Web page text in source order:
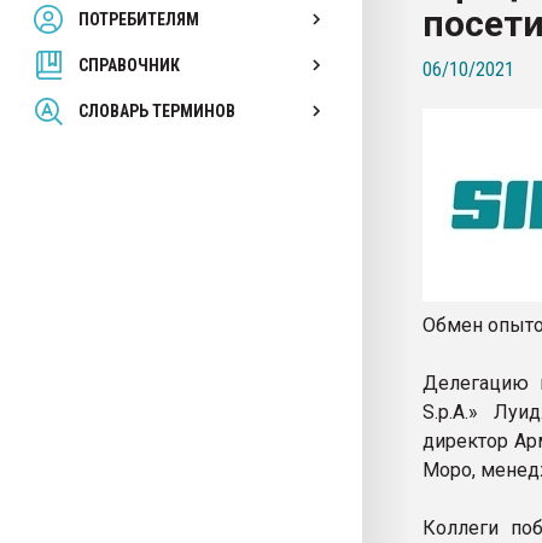
ПОТРЕБИТЕЛЯМ
СПРАВОЧНИК
СЛОВАРЬ ТЕРМИНОВ
Armaloy PC/ABS-1IM
06/10/2021
Обмен
Делегацию
S.p.A.»
директор
Моро,
Коллеги